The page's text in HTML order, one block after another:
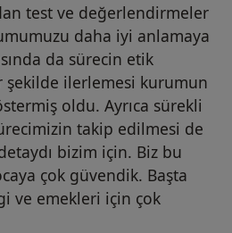
test ve değerlendirmeler
daha iyi anlamaya
da sürecin etik
ilerlemesi kurumun
oldu. Ayrıca sürekli
takip edilmesi de
bizim için. Biz bu
çok güvendik. Başta
ve emekleri için çok